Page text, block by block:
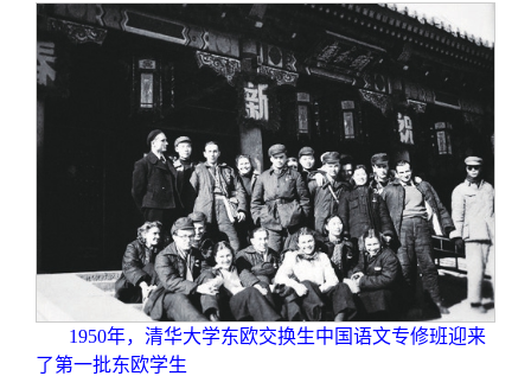
校友讲坛
校友视界
校友服务
终身学习
信息化服务
校友总会
总会简介
关闭
1950年，清华大学东欧交换生中国语文专修班迎来
了第一批东欧学生